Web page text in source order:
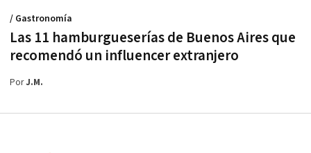
Las 11 hamburgueserías de Buenos Aires que
recomendó un influencer extranjero
/ Gastronomía
PorJ.M.